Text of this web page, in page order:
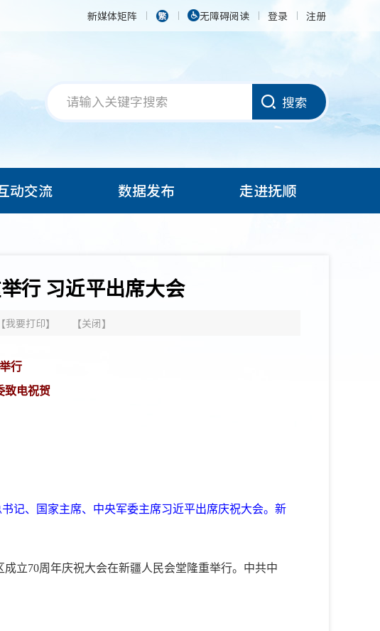
新媒体矩阵 无障碍阅读 登录 注册
搜索
动交流 数据发布 走进抚顺
行 习近平出席大会
【我要打印】 【关闭】
行
致电祝贺
记、国家主席、中央军委主席习近平出席庆祝大会。新
立70周年庆祝大会在新疆人民会堂隆重举行。中共中